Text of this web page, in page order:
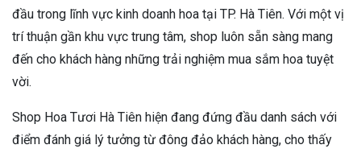
đầu trong lĩnh vực kinh doanh hoa tại TP. Hà Tiên. Với một vị
trí thuận gần khu vực trung tâm, shop luôn sẵn sàng mang
đến cho khách hàng những trải nghiệm mua sắm hoa tuyệt
vời.
Shop Hoa Tươi Hà Tiên hiện đang đứng đầu danh sách với
điểm đánh giá lý tưởng từ đông đảo khách hàng, cho thấy